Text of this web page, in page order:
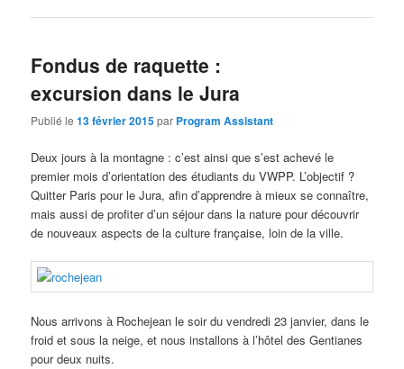
Fondus de raquette :
excursion dans le Jura
Publié le13 février 2015par Program Assistant
Deux jours à la montagne : c’est ainsi que s’est achevé le
premier mois d’orientation des étudiants du VWPP. L’objectif ?
Quitter Paris pour le Jura, afin d’apprendre à mieux se connaître,
mais aussi de profiter d’un séjour dans la nature pour découvrir
de nouveaux aspects de la culture française, loin de la ville.
Nous arrivons à Rochejean le soir du vendredi 23 janvier, dans le
froid et sous la neige, et nous installons à l’hôtel des Gentianes
pour deux nuits.